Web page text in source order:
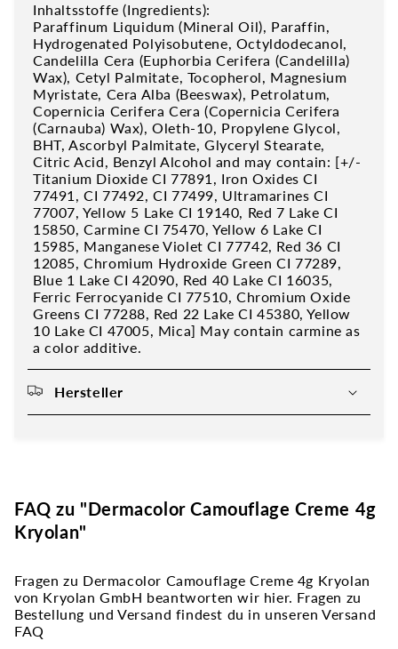
Inhaltsstoffe (Ingredients):
Paraffinum Liquidum (Mineral Oil), Paraffin,
Hydrogenated Polyisobutene, Octyldodecanol,
Candelilla Cera (Euphorbia Cerifera (Candelilla)
Wax), Cetyl Palmitate, Tocopherol, Magnesium
Myristate, Cera Alba (Beeswax), Petrolatum,
Copernicia Cerifera Cera (Copernicia Cerifera
(Carnauba) Wax), Oleth-10, Propylene Glycol,
BHT, Ascorbyl Palmitate, Glyceryl Stearate,
Citric Acid, Benzyl Alcohol and may contain: [+/-
Titanium Dioxide CI 77891, Iron Oxides CI
77491, CI 77492, CI 77499, Ultramarines CI
77007, Yellow 5 Lake CI 19140, Red 7 Lake CI
15850, Carmine CI 75470, Yellow 6 Lake CI
15985, Manganese Violet CI 77742, Red 36 CI
12085, Chromium Hydroxide Green CI 77289,
Blue 1 Lake CI 42090, Red 40 Lake CI 16035,
Ferric Ferrocyanide CI 77510, Chromium Oxide
Greens CI 77288, Red 22 Lake CI 45380, Yellow
10 Lake CI 47005, Mica] May contain carmine as
a color additive.
Hersteller
FAQ zu "Dermacolor Camouflage Creme 4g
Kryolan"
Fragen zu Dermacolor Camouflage Creme 4g Kryolan
von Kryolan GmbH beantworten wir hier. Fragen zu
Bestellung und Versand findest du in unseren Versand
FAQ